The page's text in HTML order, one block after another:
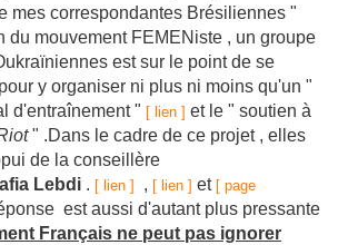
mes correspondantes Brésiliennes "
du mouvement FEMENiste , un groupe
est sur le point de se
y organiser ni plus ni moins qu'un "
d'entraînement " [ lien ] et le " soutien à
" .Dans le cadre de ce projet , elles
de la conseillère
Lebdi . [ lien ] , [ lien ] et [ page
est aussi d'autant plus pressante
Français ne peut pas ignorer